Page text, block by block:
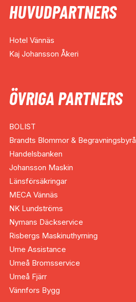
HUVUDPARTNERS
Hotel Vännäs
Kaj Johansson Åkeri
ÖVRIGA PARTNERS
BOLIST
Brandts Blommor & Begravningsbyrå
Handelsbanken
Johansson Maskin
Länsförsäkringar
MECA Vännäs
NK Lundströms
Nymans Däckservice
Risbergs Maskinuthyrning
Ume Assistance
Umeå Bromsservice
Umeå Fjärr
Vännfors Bygg